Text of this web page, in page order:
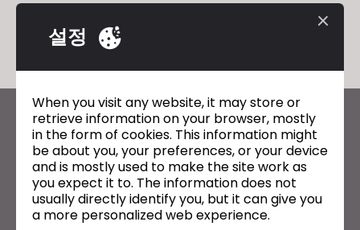
CLO의 최신 정보
뉴스, 프로모션, 리소스 및 다양한 소식을 확인하세요.
이메일 주소
General Terms of Use,CLO Additional Terms,Privacy Policy
설정
When you visit any website, it may store or
retrieve information on your browser, mostly
in the form of cookies. This information might
be about you, your preferences, or your device
and is mostly used to make the site work as
you expect it to. The information does not
usually directly identify you, but it can give you
a more personalized web experience.